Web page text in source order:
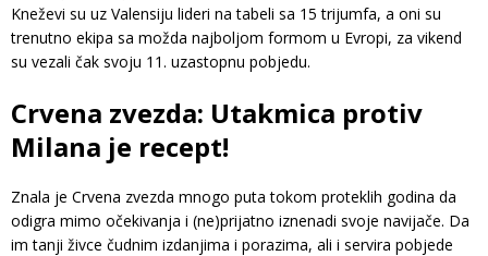
Kneževi su uz Valensiju lideri na tabeli sa 15 trijumfa, a oni su
trenutno ekipa sa možda najboljom formom u Evropi, za vikend
su vezali čak svoju 11. uzastopnu pobjedu.
Crvena zvezda: Utakmica protiv
Milana je recept!
Znala je Crvena zvezda mnogo puta tokom proteklih godina da
odigra mimo očekivanja i (ne)prijatno iznenadi svoje navijače. Da
im tanji živce čudnim izdanjima i porazima, ali i servira pobjede